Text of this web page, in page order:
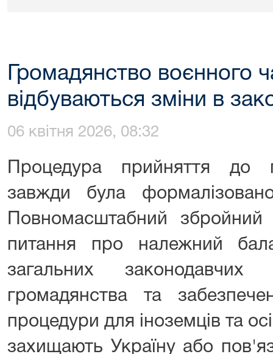
Громадянство воєнного
відбуваються зміни в
06 квітня 2026, 08:32
Процедура прийняття до
завжди була
Повномасштабний збройний
питання про належний
загальних
громадянства та
процедури для іноземців та
захищають Україну або